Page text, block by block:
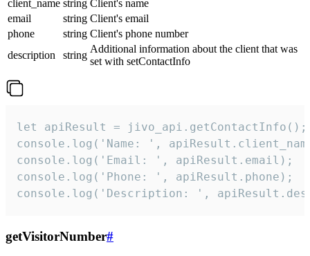
client_name string Client's name
email
string Client's email
phone
string Client's phone number
description
string
Additional information about the client that was
set with setContactInfo
let apiResult = jivo_api.getContactInfo();
console.log('Name: ',
console.log('Email: ', apiResult.email);
console.log('Phone: ', apiResult.phone);
console.log('Description: ',
getVisitorNumber#